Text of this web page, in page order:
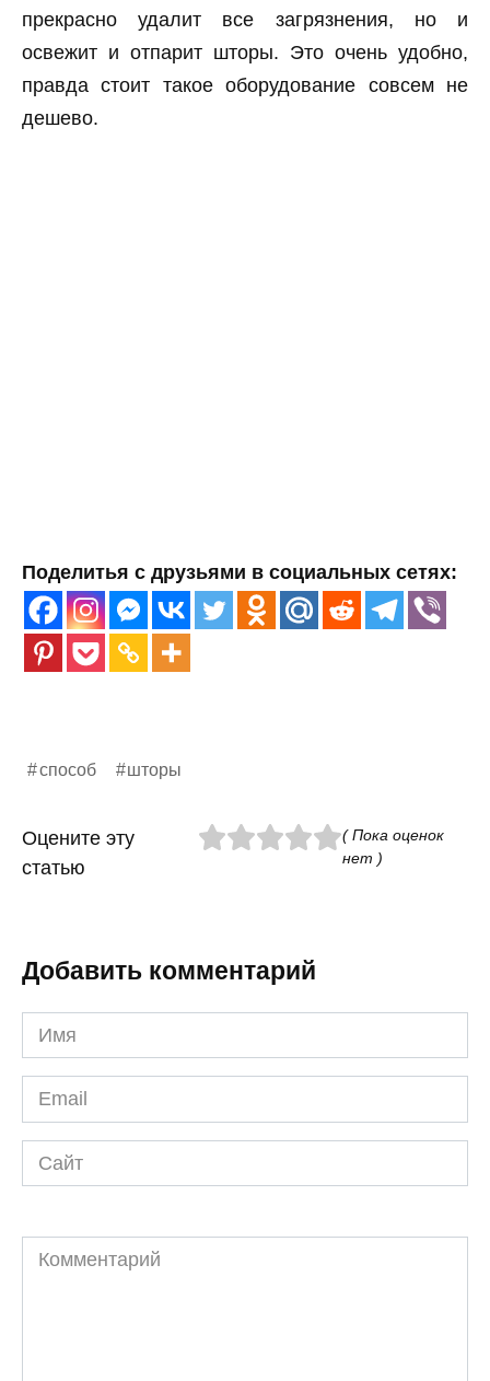
прекрасно удалит все загрязнения, но и
освежит и отпарит шторы. Это очень удобно,
правда стоит такое оборудование совсем не
дешево.
Поделитья с друзьями в социальных сетях:
способ шторы
Оцените эту
статью
( Пока оценок
нет )
Добавить комментарий
Имя
*
Email
*
Сайт
Комментарий